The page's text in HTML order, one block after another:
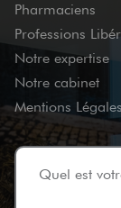
Pharmaciens
Professions
Notre expertise
Notre cabinet
Mentions Légales
Quel est